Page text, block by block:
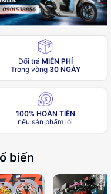
Đổi trả MIỄN PHÍ
Trong vòng 30 NGÀY
100% HOÀN TIỀN
nếu sản phẩm lỗi
biến